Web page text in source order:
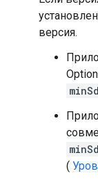
версия.
(